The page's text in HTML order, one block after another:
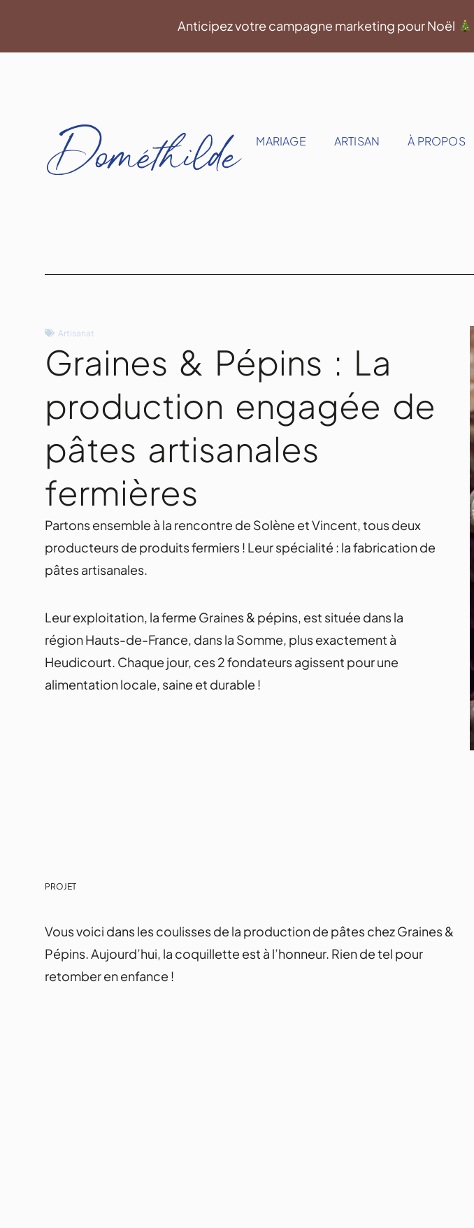
Anticipez votre campagne marketing pour Noël
contenu
MARIAGE ARTISAN À PROPOS
Artisanat
Graines & Pépins : La
production engagée de
pâtes artisanales
fermières
Partons ensemble à la rencontre de Solène et Vincent, tous deux
producteurs de produits fermiers ! Leur spécialité : la fabrication de
pâtes artisanales.
Leur exploitation, la ferme Graines & pépins, est située dans la
région Hauts-de-France, dans la Somme, plus exactement à
Heudicourt. Chaque jour, ces 2 fondateurs agissent pour une
alimentation locale, saine et durable !
PROJET
Vous voici dans les coulisses de la production de pâtes chez Graines &
Pépins. Aujourd’hui, la coquillette est à l’honneur. Rien de tel pour
retomber en enfance !